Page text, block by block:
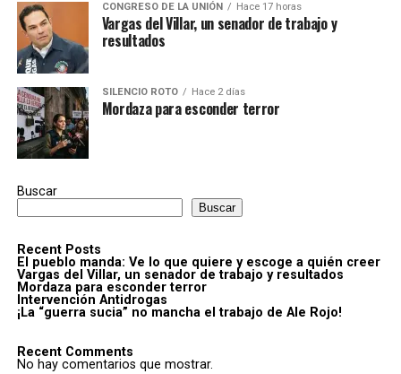
CONGRESO DE LA UNIÓN Hace 17 horas
Vargas del Villar, un senador de trabajo y
resultados
SILENCIO ROTO Hace 2 días
Mordaza para esconder terror
Buscar
Buscar
Recent Posts
El pueblo manda: Ve lo que quiere y escoge a quién creer
Vargas del Villar, un senador de trabajo y resultados
Mordaza para esconder terror
Intervención Antidrogas
¡La “guerra sucia” no mancha el trabajo de Ale Rojo!
Recent Comments
No hay comentarios que mostrar.